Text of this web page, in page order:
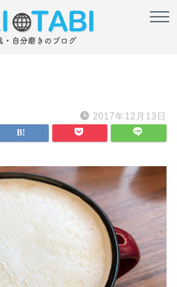
2017年12月13日